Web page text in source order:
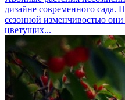
дизайне современного сада.
сезонной изменчивостью
цветущих...